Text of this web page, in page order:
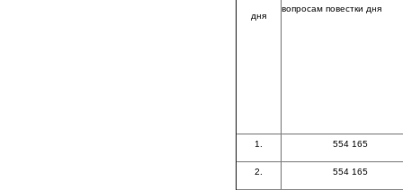
дня
вопросам повестки дня
1. 554 165
2. 554 165